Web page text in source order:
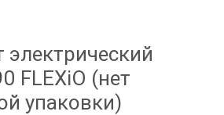
электрический
FLEXiO (нет
упаковки)